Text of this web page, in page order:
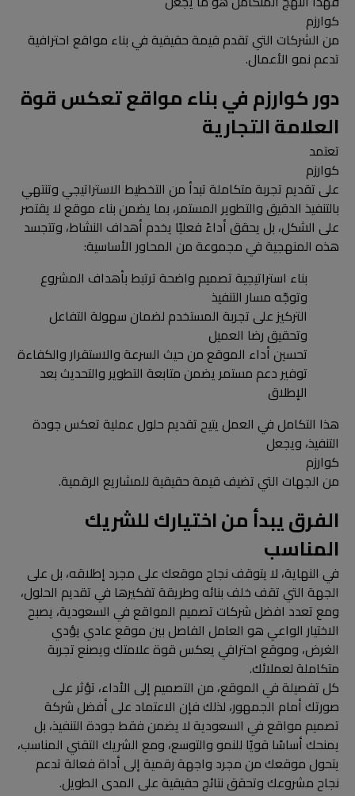
كوارزم
من الشركات التي تقدم قيمة حقيقية في بناء مواقع احترافية
تدعم نمو الأعمال.
دور كوارزم في بناء مواقع تعكس قوة
العلامة التجارية
تعتمد
كوارزم
على تقديم تجربة متكاملة تبدأ من التخطيط الاستراتيجي وتنتهي
بالتنفيذ الدقيق والتطوير المستمر، بما يضمن بناء موقع لا يقتصر
على الشكل، بل يحقق أداءً فعليًا يخدم أهداف النشاط، وتتجسد
هذه المنهجية في مجموعة من المحاور الأساسية:
بناء استراتيجية تصميم واضحة ترتبط بأهداف المشروع
وتوجّه مسار التنفيذ
التركيز على تجربة المستخدم لضمان سهولة التفاعل
وتحقيق رضا العميل
تحسين أداء الموقع من حيث السرعة والاستقرار والكفاءة
توفير دعم مستمر يضمن متابعة التطوير والتحديث بعد
الإطلاق
هذا التكامل في العمل يتيح تقديم حلول عملية تعكس جودة
التنفيذ، ويجعل
كوارزم
من الجهات التي تضيف قيمة حقيقية للمشاريع الرقمية.
الفرق يبدأ من اختيارك للشريك
المناسب
في النهاية، لا يتوقف نجاح موقعك على مجرد إطلاقه، بل على
الجهة التي تقف خلف بنائه وطريقة تفكيرها في تقديم الحلول،
ومع تعدد افضل شركات تصميم المواقع في السعودية، يصبح
الاختيار الواعي هو العامل الفاصل بين موقع عادي يؤدي
الغرض، وموقع احترافي يعكس قوة علامتك ويصنع تجربة
متكاملة لعملائك.
كل تفصيلة في الموقع، من التصميم إلى الأداء، تؤثر على
صورتك أمام الجمهور، لذلك فإن الاعتماد على أفضل شركة
تصميم مواقع في السعودية لا يضمن فقط جودة التنفيذ، بل
يمنحك أساسًا قويًا للنمو والتوسع، ومع الشريك التقني المناسب،
يتحول موقعك من مجرد واجهة رقمية إلى أداة فعالة تدعم
نجاح مشروعك وتحقق نتائج حقيقية على المدى الطويل.